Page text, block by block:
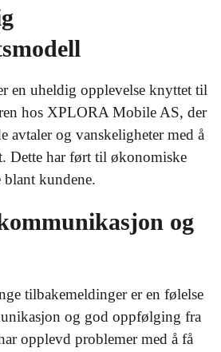
en uheldig opplevelse knyttet til
hos XPLORA Mobile AS, der
avtaler og vanskeligheter med å
Dette har ført til økonomiske
kundene.
og
tilbakemeldinger er en følelse
og god oppfølging fra
opplevd problemer med å få